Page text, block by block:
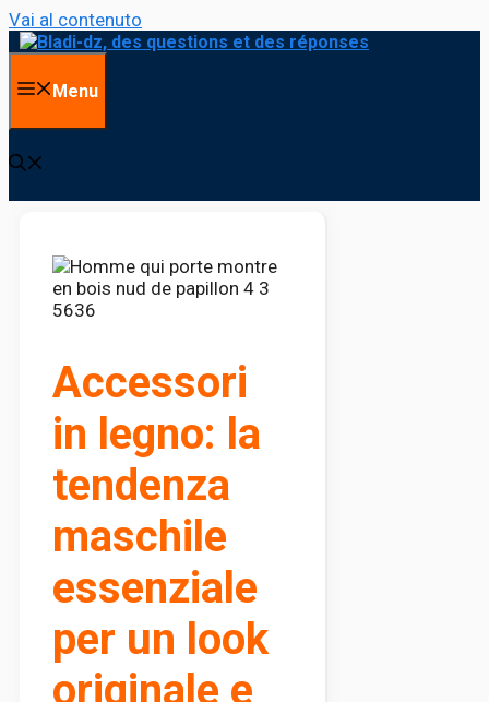
Vai al contenuto
Menu
Accessori
in legno: la
tendenza
maschile
essenziale
per un look
originale e